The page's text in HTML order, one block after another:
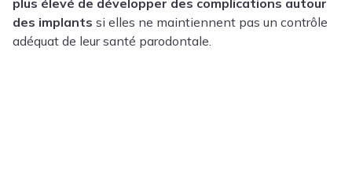
des implants si elles ne maintiennent pas un contrôle
adéquat de leur santé parodontale.